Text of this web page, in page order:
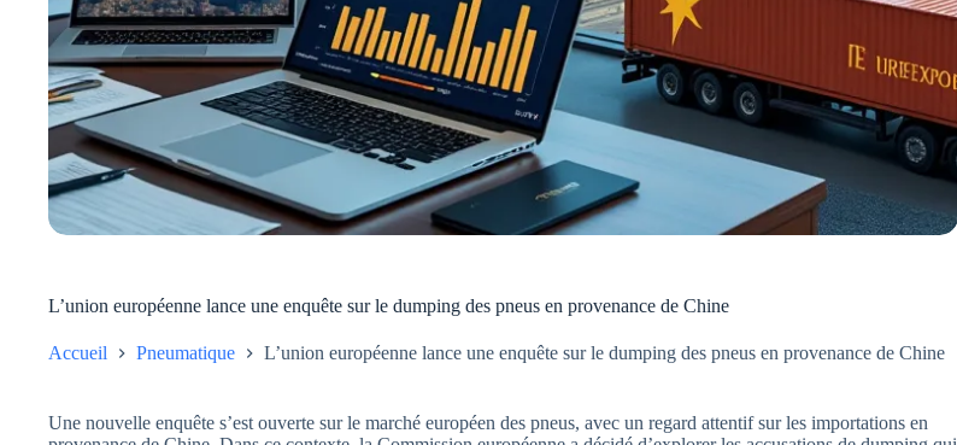
L’union européenne lance une enquête sur le dumping des pneus en provenance de Chine
Accueil Pneumatique L’union européenne lance une enquête sur le dumping des pneus en provenance de Chine
Une nouvelle enquête s’est ouverte sur le marché européen des pneus, avec un regard attentif sur les importations en